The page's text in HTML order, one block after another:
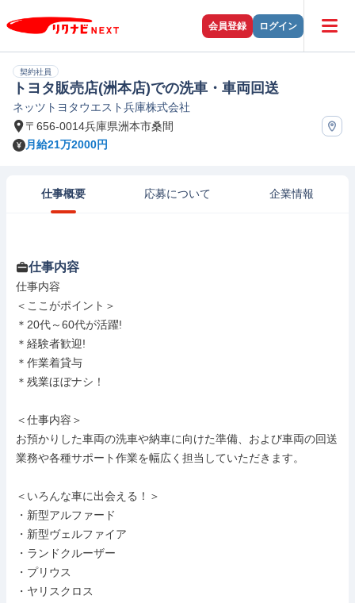
会員登録 ログイン
契約社員
トヨタ販売店(洲本店)での洗車・車両回送
ネッツトヨタウエスト兵庫株式会社
〒656-0014兵庫県洲本市桑間
月給21万2000円
仕事概要 応募について 企業情報
仕事内容
仕事内容
＜ここがポイント＞
＊20代～60代が活躍!
＊経験者歓迎!
＊作業着貸与
＊残業ほぼナシ！
＜仕事内容＞
お預かりした車両の洗車や納車に向けた準備、および車両の回送
業務や各種サポート作業を幅広く担当していただきます。
＜いろんな車に出会える！＞
・新型アルファード
・新型ヴェルファイア
・ランドクルーザー
・プリウス
・ヤリスクロス